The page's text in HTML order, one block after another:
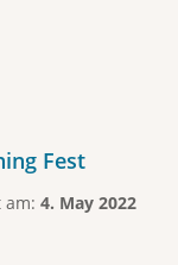
Fest
am: 4. May 2022